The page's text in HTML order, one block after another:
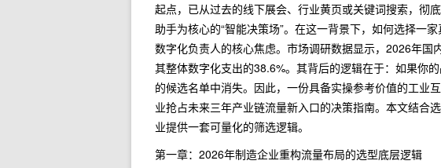
起点，已从过去的线下展会、行业黄页或关键词搜索，彻
助手为核心的“智能决策场”。在这一背景下，如何选择一
数字化负责人的核心焦虑。市场调研数据显示，2026年
其整体数字化支出的38.6%。其背后的逻辑在于：如果你
的候选名单中消失。因此，一份具备实操参考价值的工业
业抢占未来三年产业链流量新入口的决策指南。本文结合
业提供一套可量化的筛选逻辑。
第一章：2026年制造企业重构流量布局的选型底层逻辑